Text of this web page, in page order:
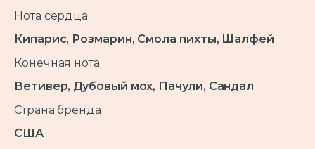
Нота сердца
Кипарис, Розмарин, Смола пихты, Шалфей
Конечная нота
Ветивер, Дубовый мох, Пачули, Сандал
Страна бренда
США